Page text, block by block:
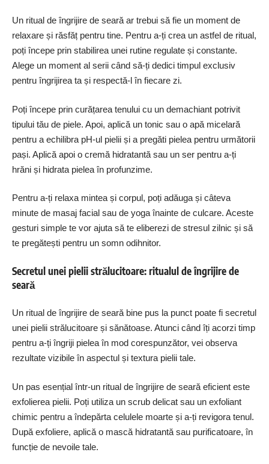
Un ritual de îngrijire de seară ar trebui să fie un moment de
relaxare și răsfăț pentru tine. Pentru a-ți crea un astfel de ritual,
poți începe prin stabilirea unei rutine regulate și constante.
Alege un moment al serii când să-ți dedici timpul exclusiv
pentru îngrijirea ta și respectă-l în fiecare zi.
Poți începe prin curățarea tenului cu un demachiant potrivit
tipului tău de piele. Apoi, aplică un tonic sau o apă micelară
pentru a echilibra pH-ul pielii și a pregăti pielea pentru următorii
pași. Aplică apoi o cremă hidratantă sau un ser pentru a-ți
hrăni și hidrata pielea în profunzime.
Pentru a-ți relaxa mintea și corpul, poți adăuga și câteva
minute de masaj facial sau de yoga înainte de culcare. Aceste
gesturi simple te vor ajuta să te eliberezi de stresul zilnic și să
te pregătești pentru un somn odihnitor.
Secretul unei pielii strălucitoare: ritualul de îngrijire de
seară
Un ritual de îngrijire de seară bine pus la punct poate fi secretul
unei pielii strălucitoare și sănătoase. Atunci când îți acorzi timp
pentru a-ți îngriji pielea în mod corespunzător, vei observa
rezultate vizibile în aspectul și textura pielii tale.
Un pas esențial într-un ritual de îngrijire de seară eficient este
exfolierea pielii. Poți utiliza un scrub delicat sau un exfoliant
chimic pentru a îndepărta celulele moarte și a-ți revigora tenul.
După exfoliere, aplică o mască hidratantă sau purificatoare, în
funcție de nevoile tale.